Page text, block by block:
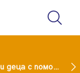
Майка уби четирите си деца с помощта на баба им, след което се самоуби